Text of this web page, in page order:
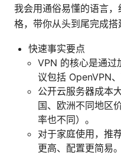
我会用通俗易懂的语言
格，带你从头到尾完成搭
快速事实要点
VPN 的核心是通过
议包括 OpenVPN
公开云服务器成本
国、欧洲不同地区
率也不同）。
对于家庭使用，推
更高、配置更简易。